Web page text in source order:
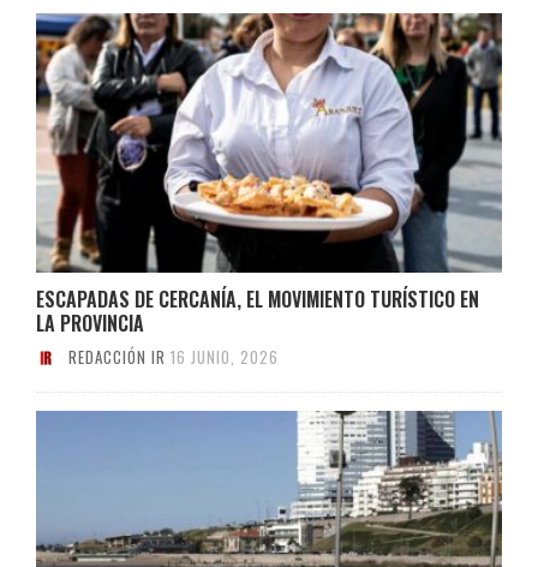
ESCAPADAS DE CERCANÍA, EL MOVIMIENTO TURÍSTICO EN
LA PROVINCIA
REDACCIÓN IR 16 JUNIO, 2026